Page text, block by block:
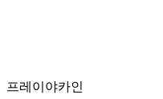
프레이야카인